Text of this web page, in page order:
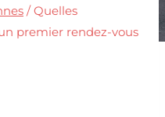
/ Quelles
premier rendez-vous